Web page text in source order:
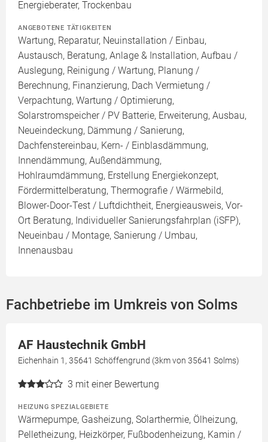
Energieberater, Trockenbau
ANGEBOTENE TÄTIGKEITEN
Wartung, Reparatur, Neuinstallation / Einbau,
Austausch, Beratung, Anlage & Installation, Aufbau /
Auslegung, Reinigung / Wartung, Planung /
Berechnung, Finanzierung, Dach Vermietung /
Verpachtung, Wartung / Optimierung,
Solarstromspeicher / PV Batterie, Erweiterung, Ausbau,
Neueindeckung, Dämmung / Sanierung,
Dachfenstereinbau, Kern- / Einblasdämmung,
Innendämmung, Außendämmung,
Hohlraumdämmung, Erstellung Energiekonzept,
Fördermittelberatung, Thermografie / Wärmebild,
Blower-Door-Test / Luftdichtheit, Energieausweis, Vor-
Ort Beratung, Individueller Sanierungsfahrplan (iSFP),
Neueinbau / Montage, Sanierung / Umbau,
Innenausbau
Fachbetriebe im Umkreis von Solms
AF Haustechnik GmbH
Eichenhain 1, 35641 Schöffengrund (3km von 35641 Solms)
3 mit einer Bewertung
HEIZUNG SPEZIALGEBIETE
Wärmepumpe, Gasheizung, Solarthermie, Ölheizung,
Pelletheizung, Heizkörper, Fußbodenheizung, Kamin /